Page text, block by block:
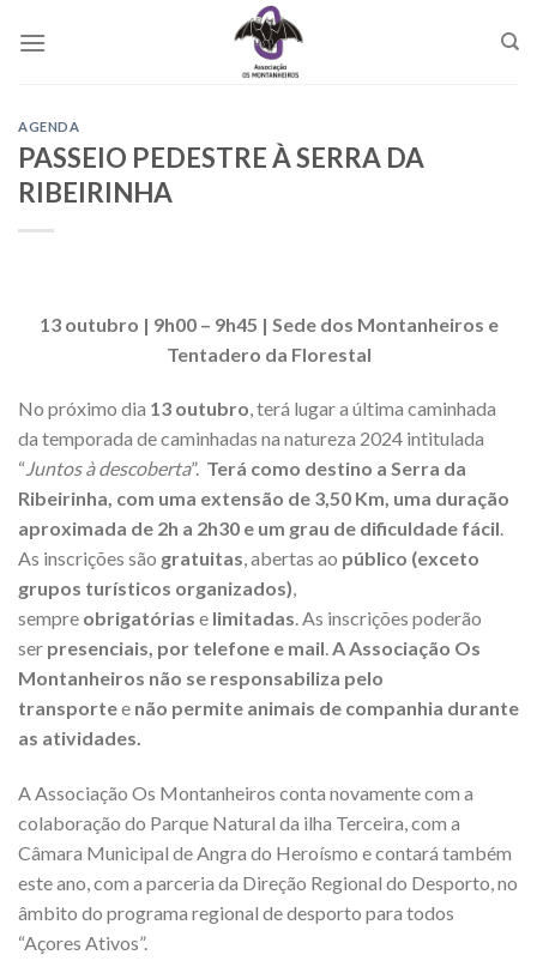
AGENDA
PASSEIO PEDESTRE À SERRA DA
RIBEIRINHA
13 outubro | 9h00 – 9h45 | Sede dos Montanheiros e
Tentadero da Florestal
No próximo dia 13 outubro, terá lugar a última caminhada
da temporada de caminhadas na natureza 2024 intitulada
“Juntos à descoberta”. Terá como destino a Serra da
Ribeirinha, com uma extensão de 3,50 Km, uma duração
aproximada de 2h a 2h30 e um grau de dificuldade fácil.
As inscrições são gratuitas, abertas ao público (exceto
grupos turísticos organizados),
sempre obrigatórias e limitadas. As inscrições poderão
ser presenciais, por telefone e mail.A Associação Os
Montanheiros não se responsabiliza pelo
transportee não permite animais de companhia durante
as atividades.
A Associação Os Montanheiros conta novamente com a
colaboração do Parque Natural da ilha Terceira, com a
Câmara Municipal de Angra do Heroísmo e contará também
este ano, com a parceria da Direção Regional do Desporto, no
âmbito do programa regional de desporto para todos
“Açores Ativos”.